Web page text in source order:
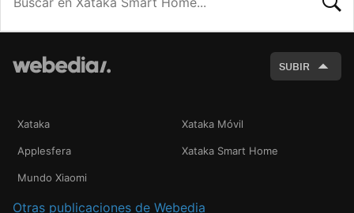
SUBIR
Xataka Xataka Móvil
Applesfera Xataka Smart Home
Mundo Xiaomi
Otras publicaciones de Webedia